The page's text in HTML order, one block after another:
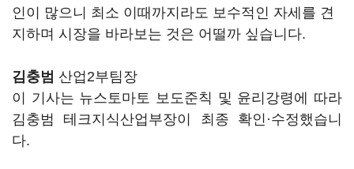
인이 많으니 최소 이때까지라도 보수적인 자세를 견
지하며 시장을 바라보는 것은 어떨까 싶습니다.
김충범 산업2부팀장
이 기사는 뉴스토마토 보도준칙 및 윤리강령에 따라
김충범 테크지식산업부장이 최종 확인·수정했습니
다.